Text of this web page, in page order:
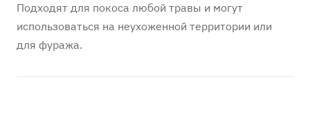
Подходят для покоса любой травы и могут
использоваться на неухоженной территории или
для фуража.